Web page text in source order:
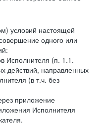
условий настоящей
одного или
Исполнителя (п. 1.1.
действий, направленных
(в т.ч. без
приложение
Исполнителя